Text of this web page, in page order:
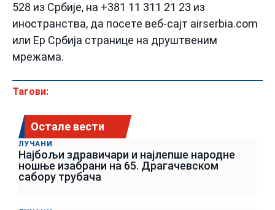
528 из Србије, на +381 11 311 21 23 из
иностранства, да посете веб-сајт airserbia.com
или Ер Србија странице на друштвеним
мрежама.
Тагови:
Остале вести
ЛУЧАНИ
Најбољи здравичари и најлепше народне
ношње изабрани на 65. Драгачевском
сабору трубача